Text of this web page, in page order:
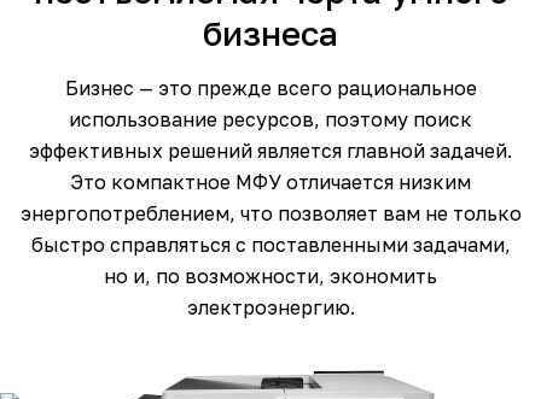
бизнеса
Бизнес — это прежде всего рациональное
использование ресурсов, поэтому поиск
эффективных решений является главной задачей.
Это компактное МФУ отличается низким
энергопотреблением, что позволяет вам не только
быстро справляться с поставленными задачами,
но и, по возможности, экономить
электроэнергию.